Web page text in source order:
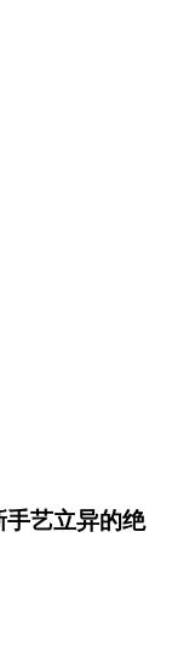
手艺立异的绝